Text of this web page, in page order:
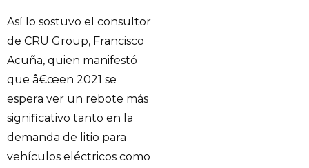
Así lo sostuvo el consultor
de CRU Group, Francisco
Acuña, quien manifestó
que â€œen 2021 se
espera ver un rebote más
significativo tanto en la
demanda de litio para
vehículos eléctricos como